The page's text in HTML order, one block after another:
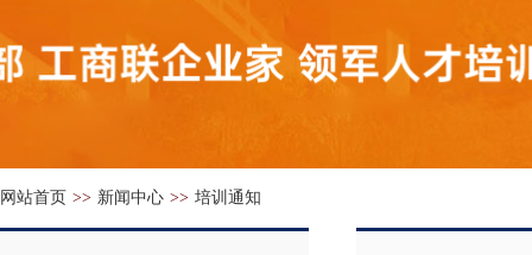
网站首页 >> 新闻中心 >> 培训通知